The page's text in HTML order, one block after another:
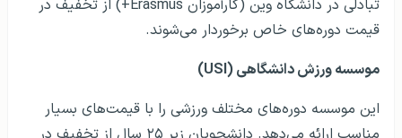
مناسب ارائه می‌دهد. دانشجویان زیر ۲۵ سال از تخفیف در
هزینه دوره برخوردار می‌شوند.
ابزارهای وب و خدمات فناوری اطلاعات
مرکز کامپیوتر دانشگاه وین (ZID) به دانشجویان دانشگاه وین